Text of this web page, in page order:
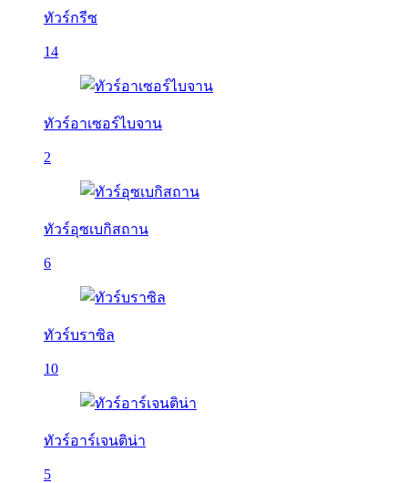
ทัวร์กรีซ
14
ทัวร์อาเซอร์ไบจาน
2
ทัวร์อุซเบกิสถาน
6
ทัวร์บราซิล
10
ทัวร์อาร์เจนติน่า
5